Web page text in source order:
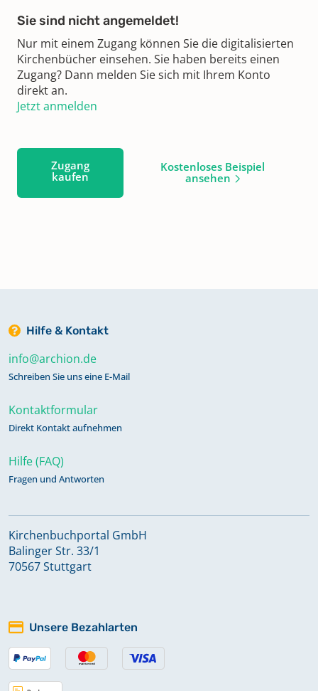
Sie sind nicht angemeldet!
Nur mit einem Zugang können Sie die digitalisierten
Kirchenbücher einsehen. Sie haben bereits einen
Zugang? Dann melden Sie sich mit Ihrem Konto
direkt an.
Jetzt anmelden
Zugang
kaufen
Kostenloses Beispiel
ansehen
Hilfe & Kontakt
info@archion.de
Schreiben Sie uns eine E-Mail
Kontaktformular
Direkt Kontakt aufnehmen
Hilfe (FAQ)
Fragen und Antworten
Kirchenbuchportal GmbH
Balinger Str. 33/1
70567 Stuttgart
Unsere Bezahlarten